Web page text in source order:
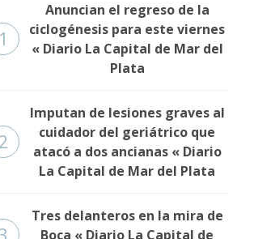
1
Anuncian el regreso de la
ciclogénesis para este viernes
« Diario La Capital de Mar del
Plata
2
Imputan de lesiones graves al
cuidador del geriátrico que
atacó a dos ancianas « Diario
La Capital de Mar del Plata
Tres delanteros en la mira de
Boca « Diario La Capital de